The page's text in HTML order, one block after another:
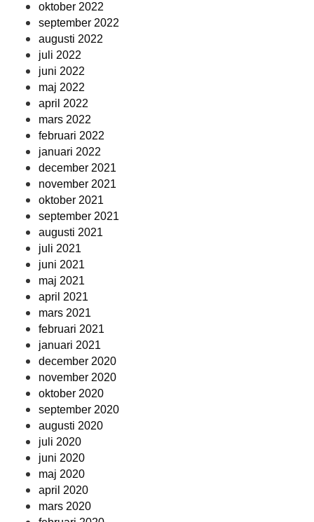
oktober 2022
september 2022
augusti 2022
juli 2022
juni 2022
maj 2022
april 2022
mars 2022
februari 2022
januari 2022
december 2021
november 2021
oktober 2021
september 2021
augusti 2021
juli 2021
juni 2021
maj 2021
april 2021
mars 2021
februari 2021
januari 2021
december 2020
november 2020
oktober 2020
september 2020
augusti 2020
juli 2020
juni 2020
maj 2020
april 2020
mars 2020